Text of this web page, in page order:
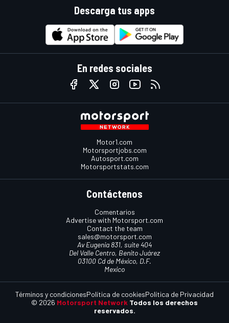
Descarga tus apps
En redes sociales
Motor1.com
Motorsportjobs.com
Autosport.com
Motorsportstats.com
Contáctenos
Comentarios
Advertise with Motorsport.com
Contact the team
sales@motorsport.com
Av Eugenia 831, suite 404
Del Valle Centro, Benito Juárez
03100 Cd de México, D.F.
Mexico
© 2026 Motorsport Network Todos los derechos
reservados.
Términos y condicionesPolítica de cookiesPolítica de Privacidad